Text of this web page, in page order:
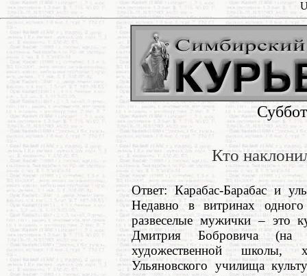
Кто
Ответ: Карабас-Барабас и
Недавно в витринах
развеселые мужички – это
Дмитрия Бобровича (на
художественной школы,
Ульяновского училища